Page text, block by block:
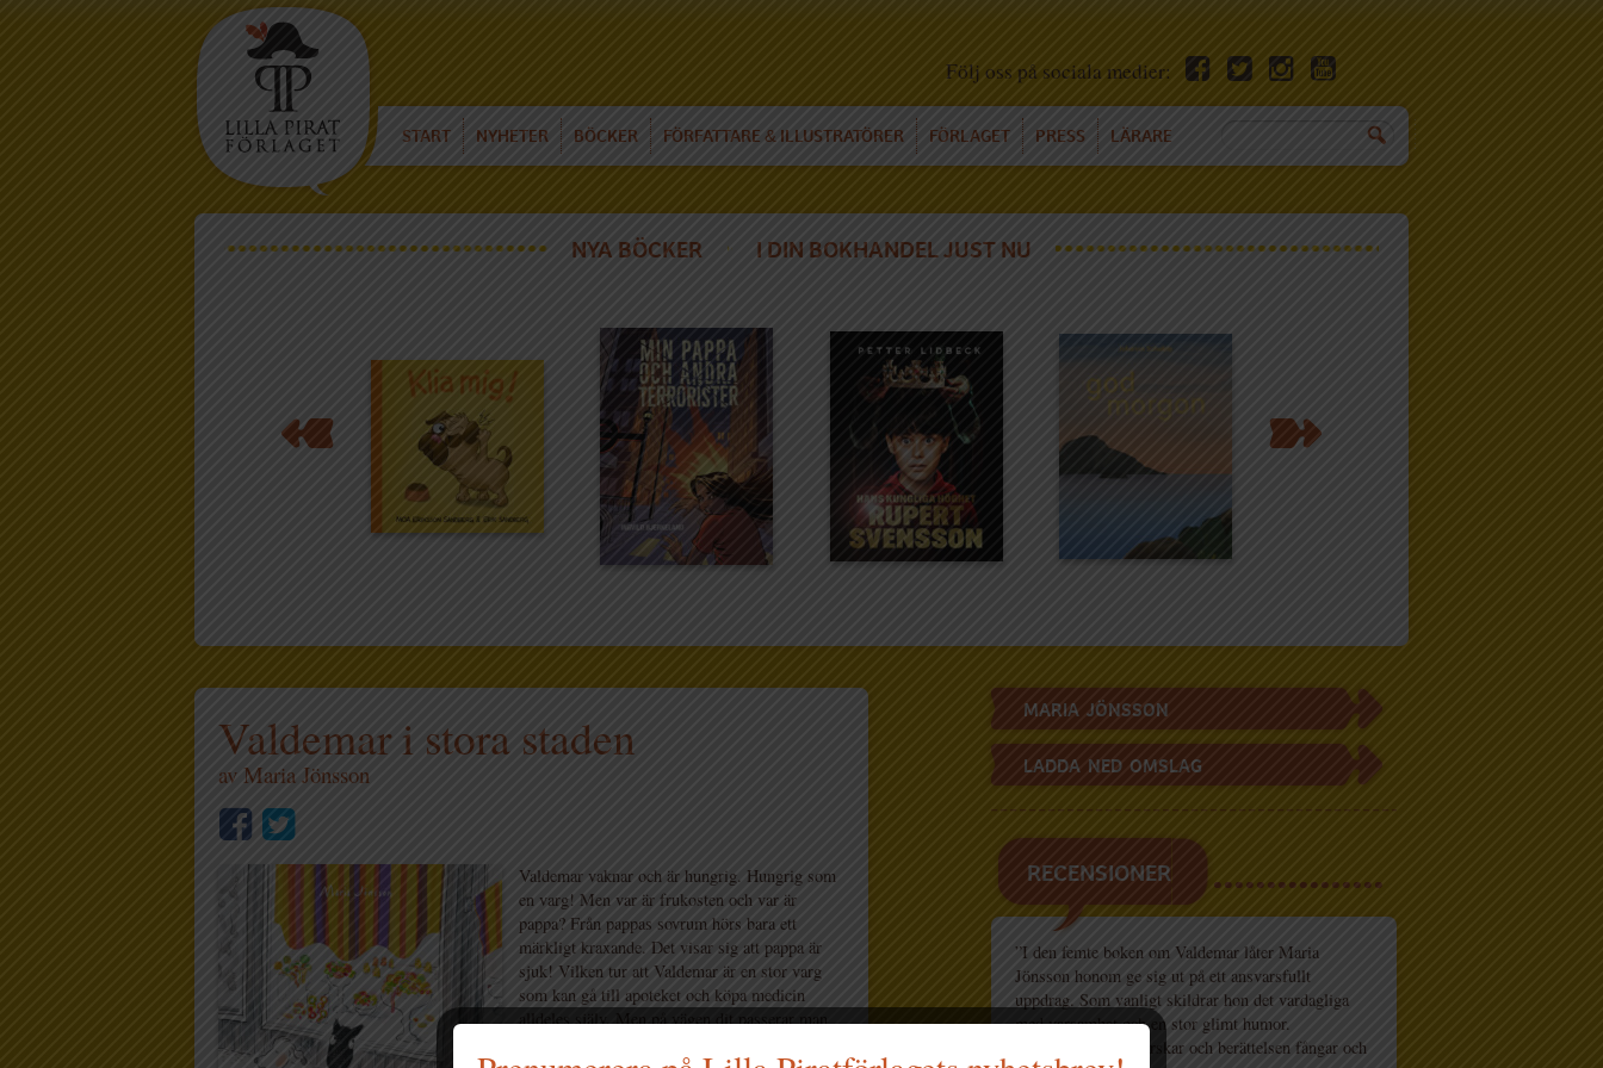
Följ oss på sociala medier:
START NYHETER BÖCKER FÖRFATTARE & ILLUSTRATÖRER FÖRLAGET PRESS LÄRARE
NYA BÖCKER I DIN BOKHANDEL JUST NU
Valdemar i stora staden
av Maria Jönsson
Valdemar vaknar och är hungrig. Hungrig som
en varg! Men var är frukosten och var är
pappa? Från pappas sovrum hörs bara ett
märkligt kraxande. Det visar sig att pappa är
sjuk! Vilken tur att Valdemar är en stor varg
som kan gå till apoteket och köpa medicin
MARIA JÖNSSON
LADDA NED OMSLAG
RECENSIONER
”I den femte boken om Valdemar låter Maria
Jönsson honom ge sig ut på ett ansvarsfullt
uppdrag. Som vanligt skildrar hon det vardagliga
med varsamhet och en stor glimt humor.
Barnperspektivet härskar och berättelsen fångar och